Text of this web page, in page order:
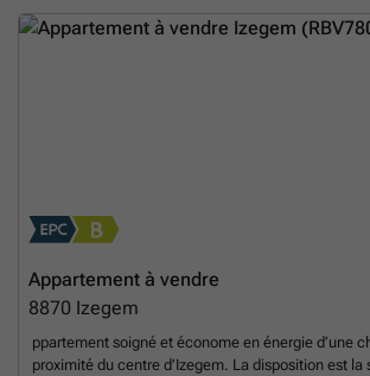
Appartement à vendre
8870 Izegem
ppartement soigné et économe en énergie d’une
proximité du centre d’Izegem. La disposition est la